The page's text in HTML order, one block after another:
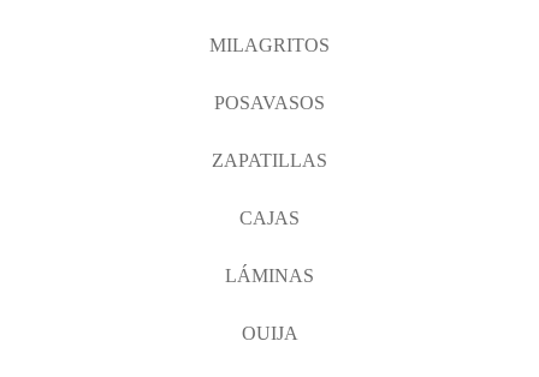
MILAGRITOS
POSAVASOS
ZAPATILLAS
CAJAS
LÁMINAS
OUIJA